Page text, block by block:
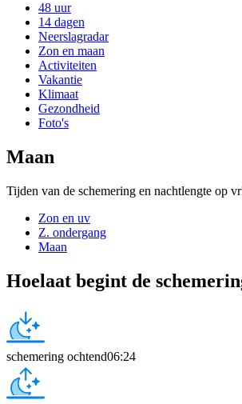
48 uur
14 dagen
Neerslagradar
Zon en maan
Activiteiten
Vakantie
Klimaat
Gezondheid
Foto's
Maan
Tijden van de schemering en nachtlengte op
Zon en uv
Z. ondergang
Maan
Hoelaat begint de
schemering ochtend06:24